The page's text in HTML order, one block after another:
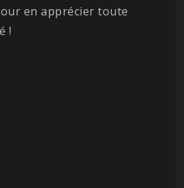
en apprécier toute
!